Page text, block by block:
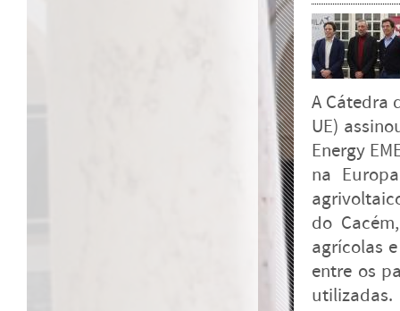
A Cátedra
UE)
Energy
na
do
agrícolas
entre os
utilizadas.